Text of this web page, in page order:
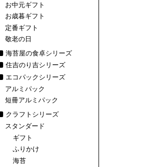
お中元ギフト
お歳暮ギフト
定番ギフト
敬老の日
海苔屋の食卓シリーズ
住吉のり吉シリーズ
エコパックシリーズ
アルミパック
短冊アルミパック
クラフトシリーズ
スタンダード
ギフト
ふりかけ
海苔